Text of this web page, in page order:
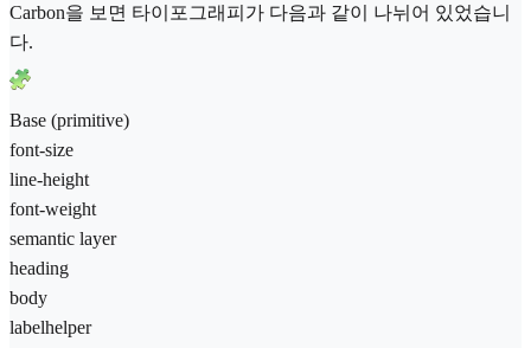
Carbon을 보면 타이포그래피가 다음과 같이 나뉘어 있었습니
다.
Base (primitive)
font-size
line-height
font-weight
semantic layer
heading
body
labelhelper